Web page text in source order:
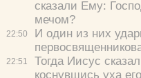
22:50
22:51
сказали Ему:
мечом?
И один из них
Тогда Иисус
коснувшись уха